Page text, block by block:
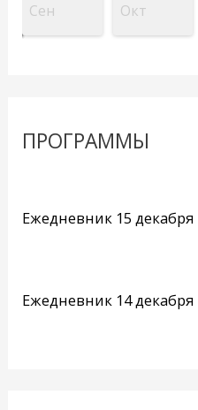
Сен Окт
ПРОГРАММЫ
Ежедневник 15 декабря
Ежедневник 14 декабря